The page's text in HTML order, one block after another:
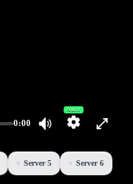
0:00
Auto
Server 5 Server 6